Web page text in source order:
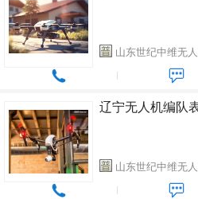
山东世纪中维无
辽宁无人机编队
山东世纪中维无